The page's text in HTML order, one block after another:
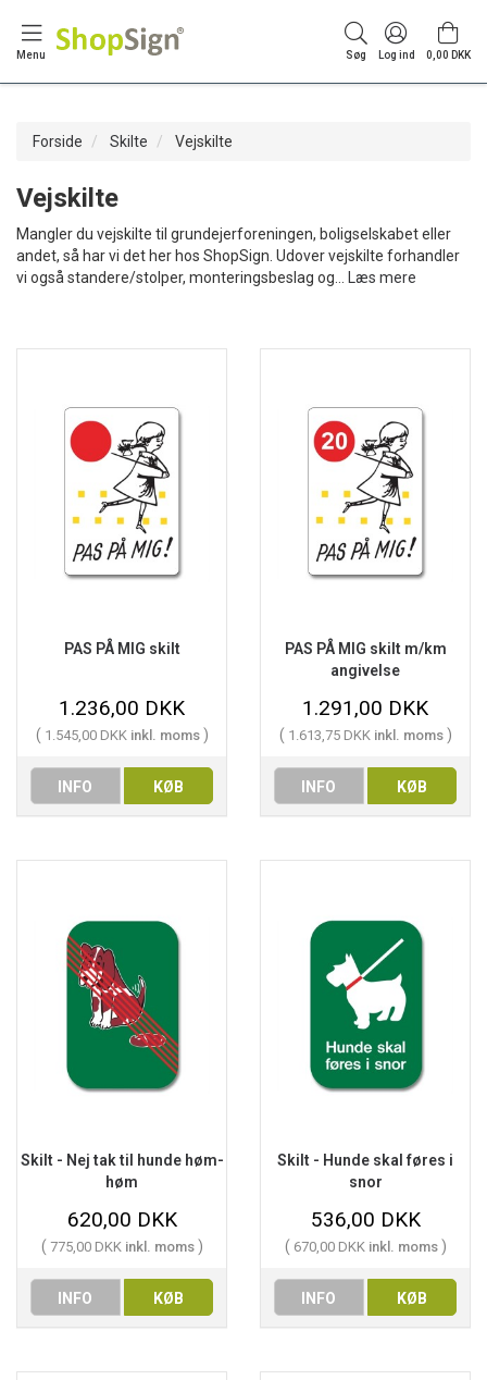
Menu Søg Log ind 0,00 DKK
Forside Skilte Vejskilte
Vejskilte
Mangler du vejskilte til grundejerforeningen, boligselskabet eller
andet, så har vi det her hos ShopSign. Udover vejskilte forhandler
vi også standere/stolper, monteringsbeslag og
Læs mere
PAS PÅ MIG skilt
1.236,00 DKK
( 1.545,00 DKK inkl. moms )
INFO KØB
PAS PÅ MIG skilt m/km
angivelse
1.291,00 DKK
( 1.613,75 DKK inkl. moms )
INFO KØB
Skilt - Nej tak til hunde høm-
høm
620,00 DKK
( 775,00 DKK inkl. moms )
INFO KØB
Skilt - Hunde skal føres i
snor
536,00 DKK
( 670,00 DKK inkl. moms )
INFO KØB